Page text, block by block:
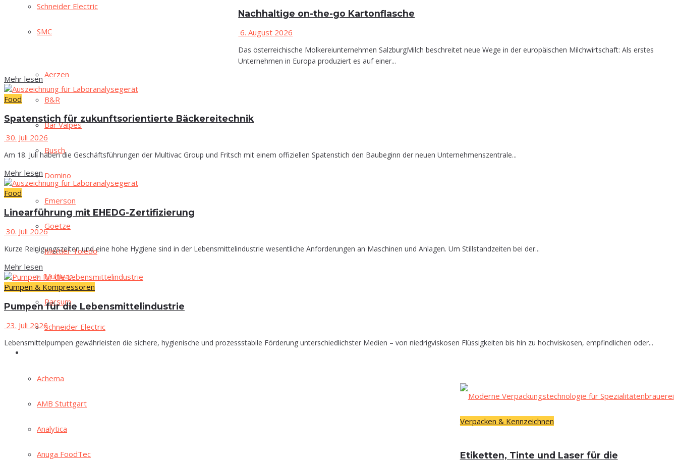
Schnei­der Electric
SMC
Aer­zen
B&R
Bar Val­pes
Busch
Domi­no
Emer­son
Goe­t­ze
Mett­ler Toledo
Mul­ti­vac
Par­sum
Schnei­der Electric
Ache­ma
AMB Stutt­gart
Ana­ly­ti­ca
Anu­ga FoodTec
Verpacken & Kennzeichnen
Eti­ket­ten, Tin­te und Laser für die
Nach­hal­ti­ge on-the-go Kartonflasche
6. August 2026
Das österreichische Molkereiunternehmen SalzburgMilch beschreitet neue Wege in der europäischen Milchwirtschaft: Als erstes
Unternehmen in Europa produziert es auf einer...
Mehr lesen
Food
Spa­ten­stich für zukunfts­ori­en­tier­te Bäckereitechnik
30. Juli 2026
Am 18. Juli haben die Geschäftsführungen der Multivac Group und Fritsch mit einem offiziellen Spatenstich den Baubeginn der neuen Unternehmenszentrale...
Mehr lesen
Food
Line­ar­füh­rung mit EHEDG-Zertifizierung
30. Juli 2026
Kurze Reinigungszeiten und eine hohe Hygiene sind in der Lebensmittelindustrie wesentliche Anforderungen an Maschinen und Anlagen. Um Stillstandzeiten bei der...
Mehr lesen
Pumpen & Kompressoren
Pum­pen für die Lebensmittelindustrie
23. Juli 2026
Lebensmittelpumpen gewährleisten die sichere, hygienische und prozessstabile Förderung unterschiedlichster Medien – von niedrigviskosen Flüssigkeiten bis hin zu hochviskosen, empfindlichen oder...